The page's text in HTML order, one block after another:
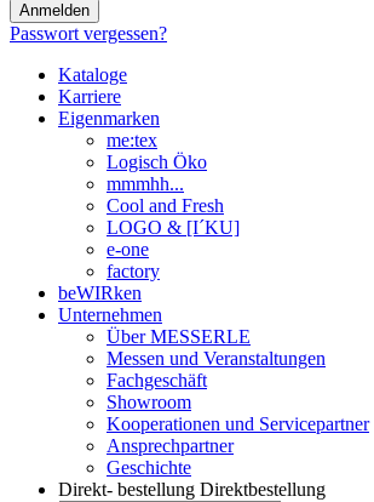
Anmelden
Passwort vergessen?
Kataloge
Karriere
Eigenmarken
me:tex
Logisch Öko
mmmhh...
Cool and Fresh
LOGO & [I´KU]
e-one
factory
beWIRken
Unternehmen
Über MESSERLE
Messen und Veranstaltungen
Fachgeschäft
Showroom
Kooperationen und Servicepartner
Ansprechpartner
Geschichte
Direkt- bestellung Direktbestellung